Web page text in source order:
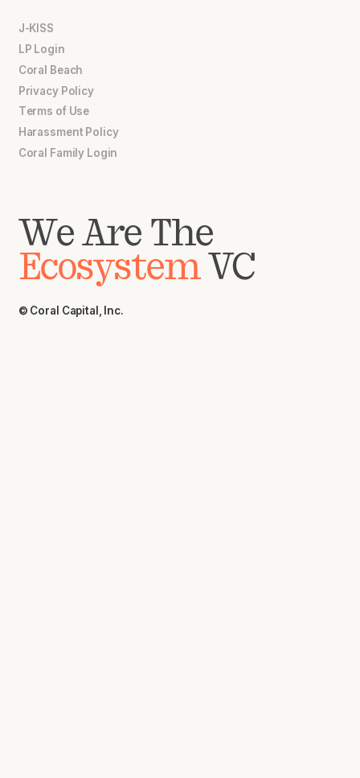
J-KISS
LP Login
Coral Beach
Privacy Policy
Terms of Use
Harassment Policy
Coral Family Login
We Are The
EcosystemVC
© Coral Capital, Inc.